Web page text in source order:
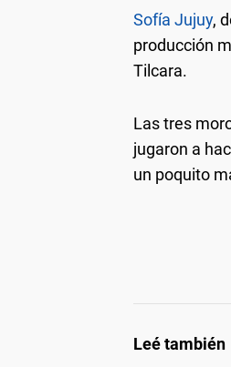
Sofía Jujuy,
producción
Tilcara.
Las tres
jugaron a
un poquito